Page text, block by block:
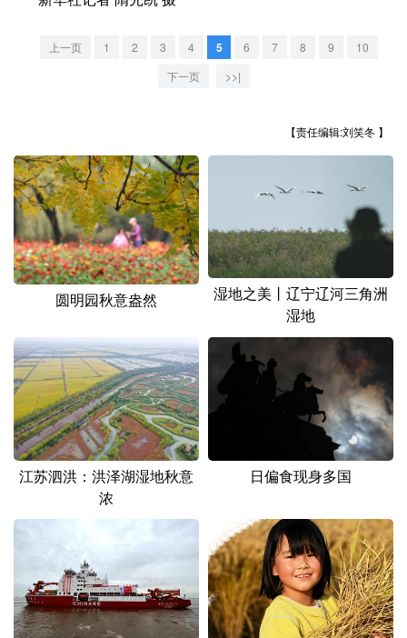
地方频道
江苏
浙江 安徽
山东 河南 湖南
广东 广西 海南 重庆
四川 贵州 云南 西藏
新疆 内蒙古 黑龙江
多语种频道
English Español Français عربى
Deutsch Português
上一页 1 2 3 4 5 6 7 8 9
10
下一页
>>|
【责任编辑:刘笑冬 】
圆明园秋意盎然
湿地之美丨辽宁辽河三角洲
湿地
江苏泗洪：洪泽湖湿地秋意
浓
日偏食现身多国